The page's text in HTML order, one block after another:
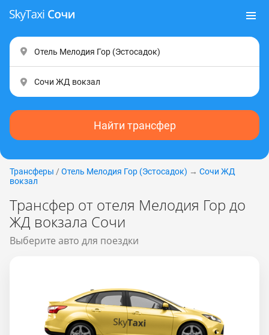
Найти трансфер
Трансферы / Отель Мелодия Гор (Эcтocaдoк) → Сочи ЖД
вокзал
Трансфер от отеля Мелодия Гор до
ЖД вокзала Сочи
Выберите авто для поездки